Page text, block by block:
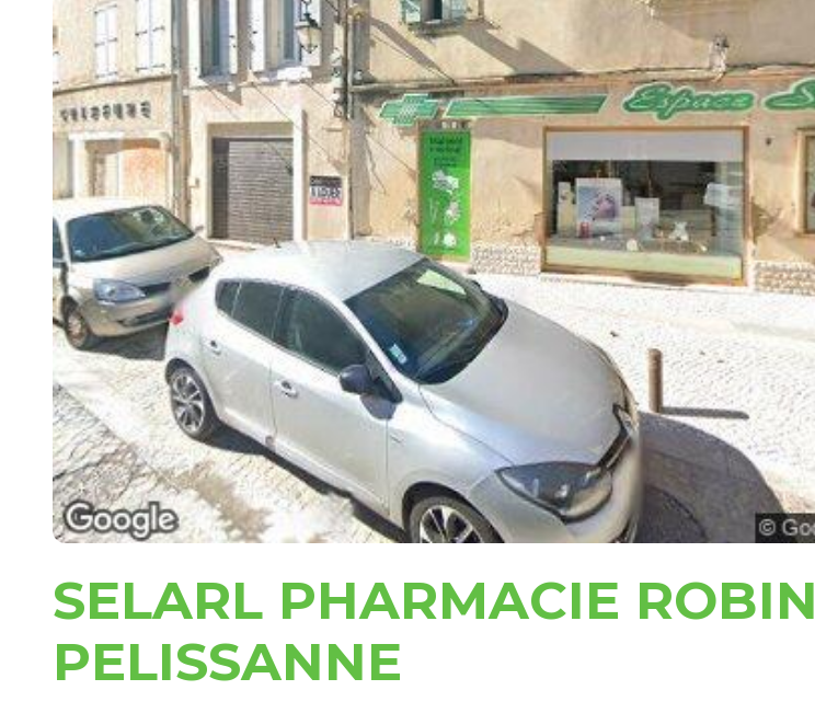
SELARL PHARMACIE ROBIN
PELISSANNE